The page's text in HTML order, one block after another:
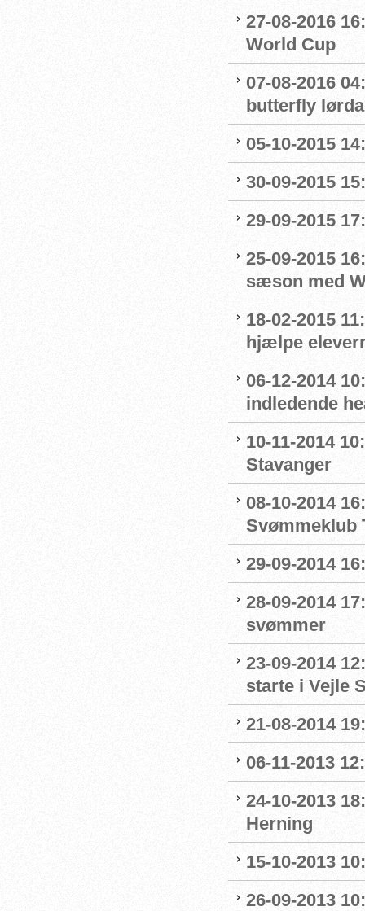
27-08-2016
World Cup
07-08-2016
butterfly
05-10-2015
30-09-2015
29-09-2015
25-09-2015
sæson med
18-02-2015
hjælpe
06-12-2014
indledende
10-11-2014
Stavanger
08-10-2014
Svømmeklub
29-09-2014
28-09-2014
svømmer
23-09-2014
starte i Vejle
21-08-2014
06-11-2013
24-10-2013
Herning
15-10-2013
26-09-2013